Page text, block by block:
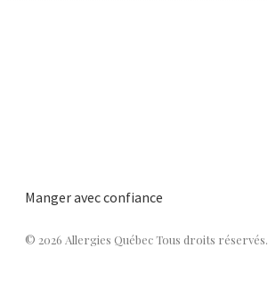
Manger avec confiance
© 2026 Allergies Québec Tous droits réservés.